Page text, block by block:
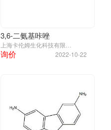
3,6-二氨基咔唑
2022-10-22
询价